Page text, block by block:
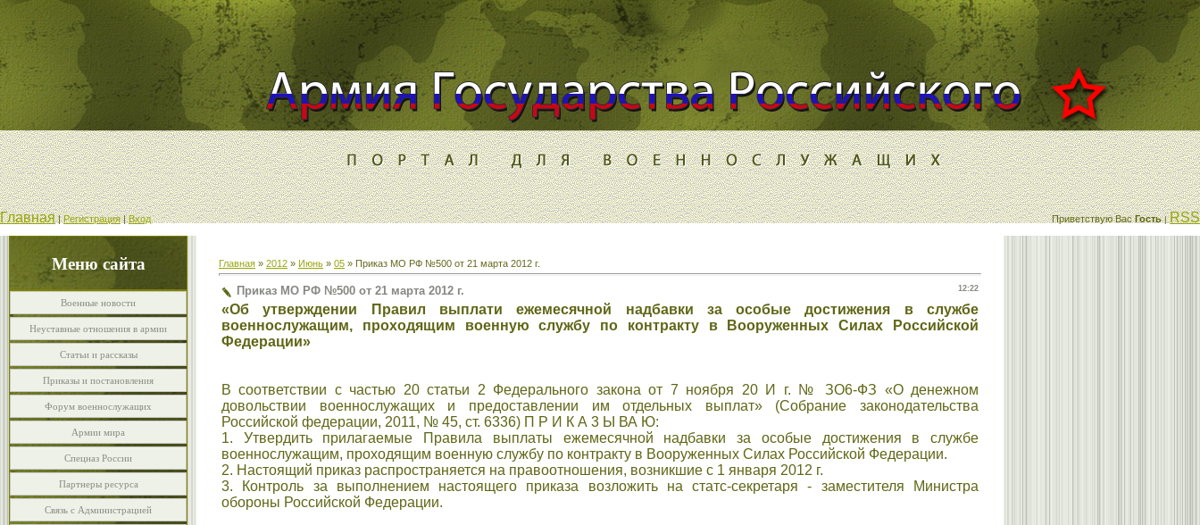
Главная|Регистрация|Вход Приветствую Вас Гость |RSS
Меню сайта
Военные новости
Неуставные отношения в армии
Статьи и рассказы
Приказы и постановления
Форум военнослужащих
Армии мира
Спецназ России
Партнеры ресурса
Связь с Администрацией
Главная » 2012 » Июнь » 05 » Приказ МО РФ №500 от 21 марта 2012 г.
12:22
Приказ МО РФ №500 от 21 марта 2012 г.
«Об утверждении Правил выплати ежемесячной надбавки за особые достижения в службе
военнослужащим, проходящим военную службу по контракту в Вооруженных Силах Российской
Федерации»
В соответствии с частью 20 статьи 2 Федерального закона от 7 ноября 20 И г. № ЗО6-ФЗ «О денежном
довольствии военнослужащих и предоставлении им отдельных выплат» (Собрание законодательства
Российской федерации, 2011, № 45, ст. 6336) П Р И К А 3 Ы ВА Ю:
1. Утвердить прилагаемые Правила выплаты ежемесячной надбавки за особые достижения в службе
военнослужащим, проходящим военную службу по контракту в Вооруженных Силах Российской Федерации.
2. Настоящий приказ распространяется на правоотношения, возникшие с 1 января 2012 г.
3. Контроль за выполнением настоящего приказа возложить на статс-секретаря - заместителя Министра
обороны Российской Федерации.